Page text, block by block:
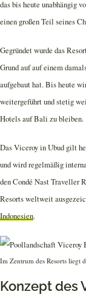
das bis heute unabhängig
einen großen Teil seines
Gegründet wurde das
Grund auf auf einem
aufgebaut hat. Bis heute
weitergeführt und stetig
Hotels auf Bali zu bleiben.
Das Viceroy in Ubud gilt
und wird regelmäßig
den Condé Nast Traveller
Resorts weltweit
Indonesien.
Im Zentrum des Resorts
Konzept des